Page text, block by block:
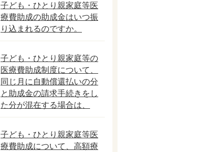
子ども・ひとり親家庭等医
療費助成の助成金はいつ振
り込まれるのですか。
子ども・ひとり親家庭等の
医療費助成制度について、
同じ月に自動償還払いの分
と助成金の請求手続きをし
た分が混在する場合は、
子ども・ひとり親家庭等医
療費助成について、高額療